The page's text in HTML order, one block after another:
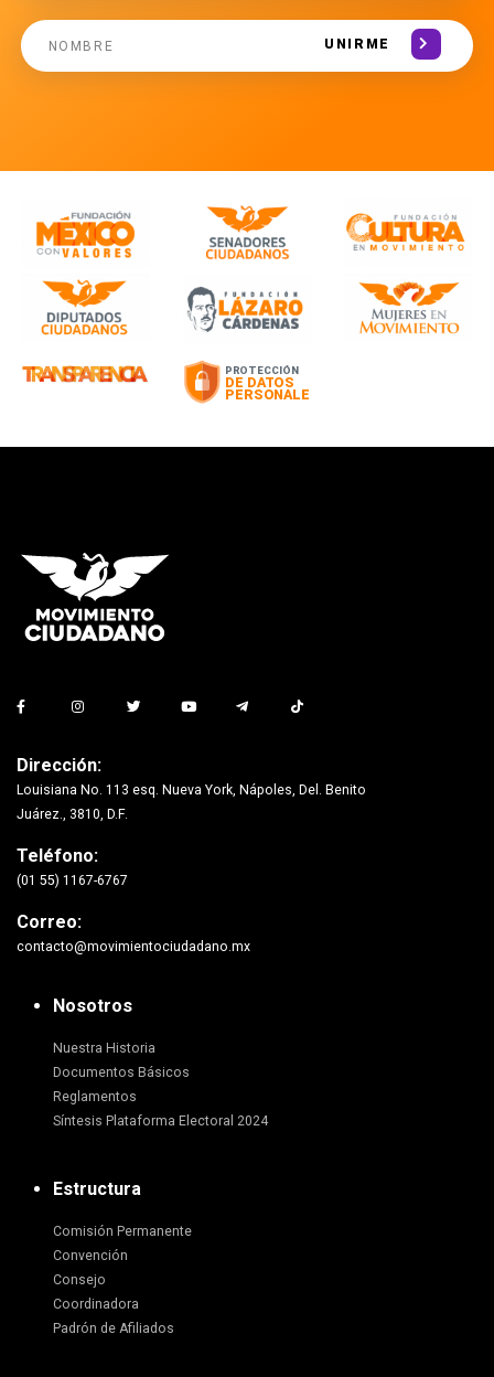
UNIRME
Dirección:
Louisiana No. 113 esq. Nueva York, Nápoles, Del. Benito
Juárez., 3810, D.F.
Teléfono:
(01 55) 1167-6767
Correo:
contacto@movimientociudadano.mx
Nosotros
Nuestra Historia
Documentos Básicos
Reglamentos
Síntesis Plataforma Electoral 2024
Estructura
Comisión Permanente
Convención
Consejo
Coordinadora
Padrón de Afiliados